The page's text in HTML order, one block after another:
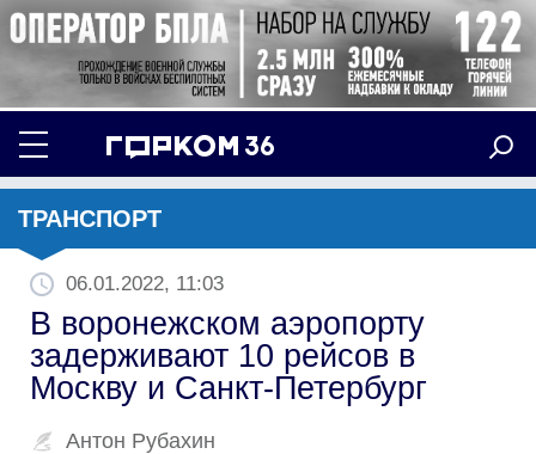
ТРАНСПОРТ
06.01.2022, 11:03
В воронежском аэропорту
задерживают 10 рейсов в
Москву и Санкт-Петербург
Антон Рубахин